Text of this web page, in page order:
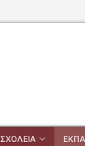
ΣΧΟΛΕΙΑ